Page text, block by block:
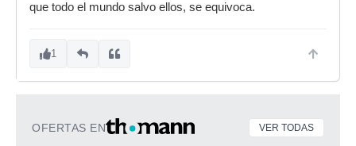
que todo el mundo salvo ellos, se equivoca.
1
OFERTAS EN VER TODAS